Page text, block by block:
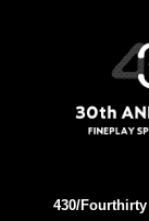
430/